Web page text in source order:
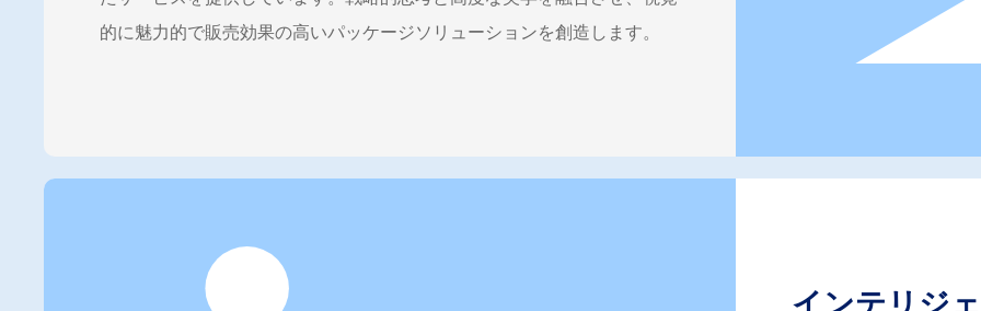
的に魅力的で販売効果の高いパッケージソリューションを創造します。
インテリジ